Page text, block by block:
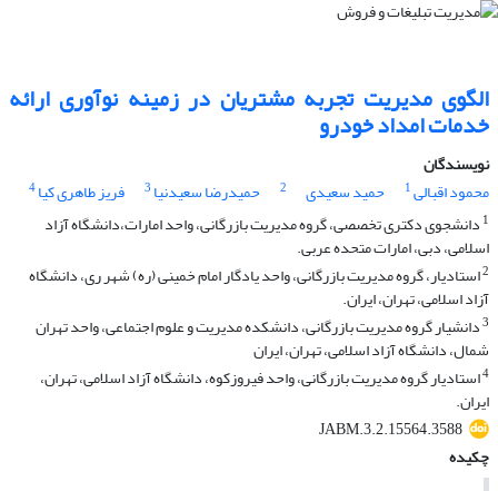
الگوی مدیریت تجربه مشتریان در زمینه نوآوری ارائه
خدمات امداد خودرو
نویسندگان
محمود اقبالی1 حمید سعیدی 2 حمیدرضا سعیدنیا 3 فریز طاهری کیا4
1 دانشجوی دکتری تخصصی، گروه مدیریت بازرگانی، واحد امارات،دانشگاه آزاد
اسلامی، دبی، امارات متحده عربی.
2استادیار، گروه مدیریت بازرگانی، واحد یادگار امام خمینی (ره) شهر ری، دانشگاه
آزاد اسلامی، تهران، ایران.
3دانشیار گروه مدیریت بازرگانی، دانشکده مدیریت و علوم اجتماعی، واحد تهران
شمال، دانشگاه آزاد اسلامی، تهران، ایران
4استادیار گروه مدیریت بازرگانی، واحد فیروزکوه، دانشگاه آزاد اسلامی، تهران،
ایران. ‌
JABM.3.2.15564.3588
چکیده